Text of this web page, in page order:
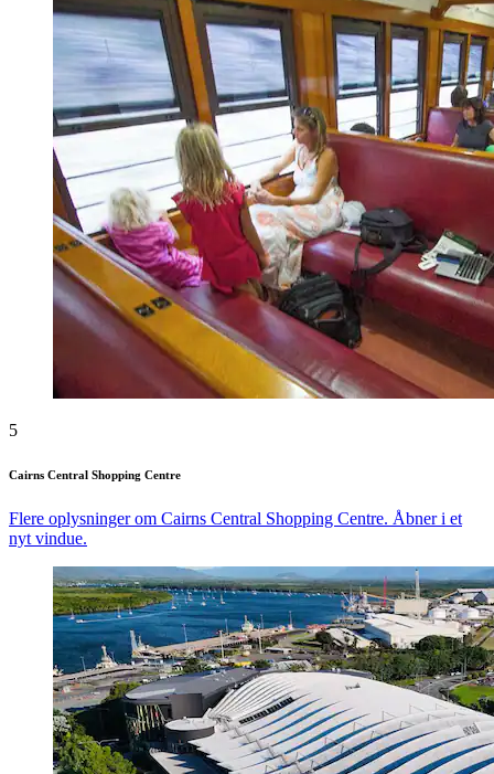
5
Cairns Central Shopping Centre
Flere oplysninger om Cairns Central Shopping Centre. Åbner i et
nyt vindue.